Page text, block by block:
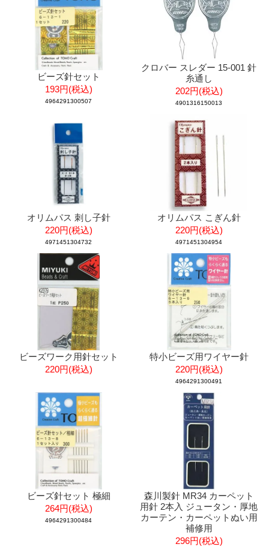
ビーズ針セット
193円(税込)
4964291300507
クロバー スレダー 15-001 針
糸通し
202円(税込)
4901316150013
オリムパス 刺し子針
220円(税込)
4971451304732
オリムパス こぎん針
220円(税込)
4971451304954
ビーズワーク用針セット
220円(税込)
特小ビーズ用ワイヤー針
220円(税込)
4964291300491
ビーズ針セット 極細
264円(税込)
4964291300484
森川製針 MR34 カーペット
用針 2本入 ジュータン・厚地
カーテン・カーペットぬい用
補修用
296円(税込)